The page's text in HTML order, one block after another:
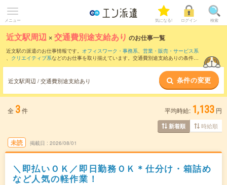
メニュー 気になる! ログイン 検索
近文駅周辺 ×交通費別途支給あり のお仕事一覧
近文駅の派遣のお仕事情報です。 オフィスワーク・事務系、 営業・販売・サービス系
、 クリエイティブ系などのお仕事を取り揃えています。交通費別途支給ありの条件の
近文駅周辺 / 交通費別途支給あり 条件の変更
全 3件 平均時給: 1,133 円
新着順 時給順
未読 掲載日 2026/08/01
＼即払いＯＫ／即日勤務ＯＫ＊仕分け・箱詰め
など人気の軽作業！